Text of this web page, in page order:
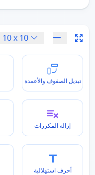
10x 10
تبديل الصفوف والأعمدة
إزالة المكررات
أحرف استهلالية